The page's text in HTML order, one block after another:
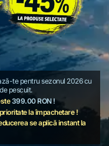
te pentru sezonul 2026 cu
pescuit.
399.00 RON !
la împachetare !
se aplică instant la